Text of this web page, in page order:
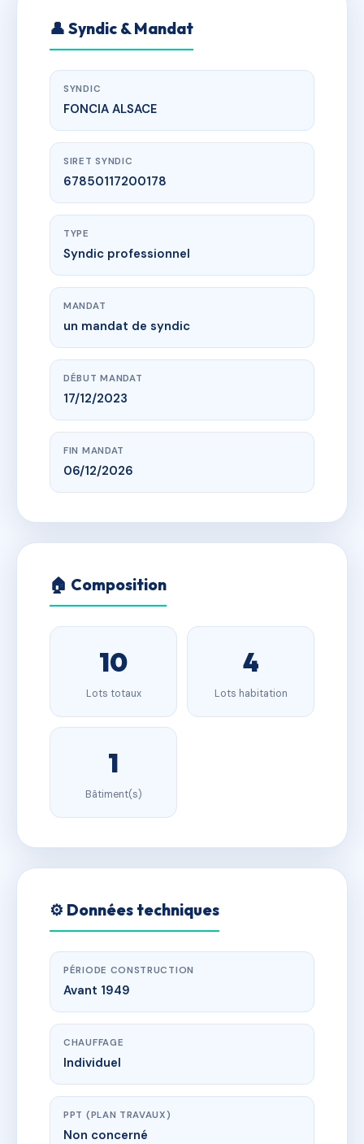
👤 Syndic & Mandat
SYNDIC
FONCIA ALSACE
SIRET SYNDIC
67850117200178
TYPE
Syndic professionnel
MANDAT
un mandat de syndic
DÉBUT MANDAT
17/12/2023
FIN MANDAT
06/12/2026
🏠 Composition
10
Lots totaux
4
Lots habitation
1
Bâtiment(s)
⚙️ Données techniques
PÉRIODE CONSTRUCTION
Avant 1949
CHAUFFAGE
Individuel
PPT (PLAN TRAVAUX)
Non concerné